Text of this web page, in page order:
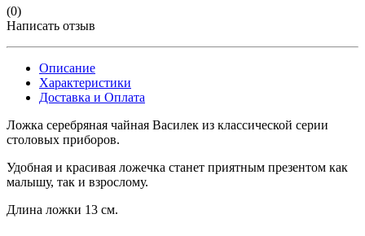
(0)
Написать отзыв
Описание
Характеристики
Доставка и Оплата
Ложка серебряная чайная Василек из классической серии
столовых приборов.
Удобная и красивая ложечка станет приятным презентом как
малышу, так и взрослому.
Длина ложки 13 см.